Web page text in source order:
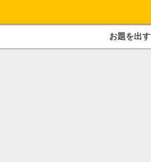
お題を出す